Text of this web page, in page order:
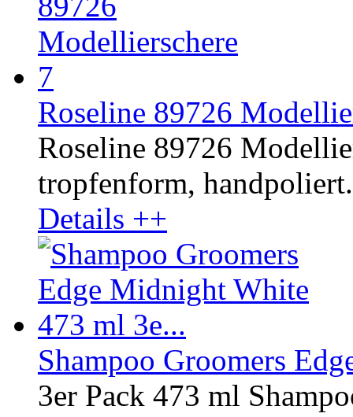
Roseline 89726
Roseline 89726
tropfenform,
Details ++
Shampoo Groomers
3er Pack 473 ml